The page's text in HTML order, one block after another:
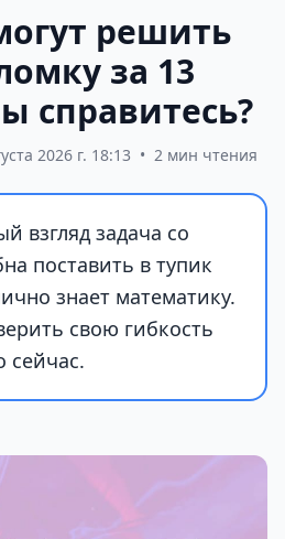
решить
за 13
справитесь?
2026 г. 18:13 • 2 мин чтения
взгляд задача со
поставить в тупик
знает математику.
свою гибкость